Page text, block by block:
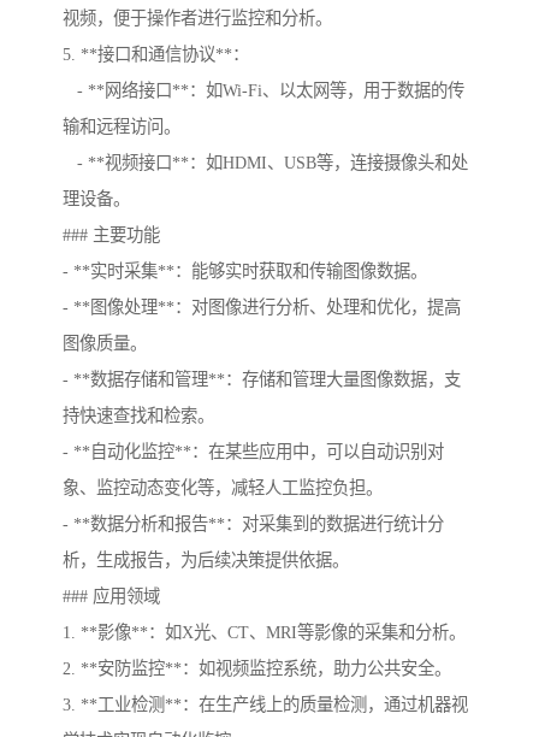
视频，便于操作者进行监控和分析。
5. **接口和通信协议**：
- **网络接口**：如Wi-Fi、以太网等，用于数据的传
输和远程访问。
- **视频接口**：如HDMI、USB等，连接摄像头和处
理设备。
### 主要功能
- **实时采集**：能够实时获取和传输图像数据。
- **图像处理**：对图像进行分析、处理和优化，提高
图像质量。
- **数据存储和管理**：存储和管理大量图像数据，支
持快速查找和检索。
- **自动化监控**：在某些应用中，可以自动识别对
象、监控动态变化等，减轻人工监控负担。
- **数据分析和报告**：对采集到的数据进行统计分
析，生成报告，为后续决策提供依据。
### 应用领域
1. **影像**：如X光、CT、MRI等影像的采集和分析。
2. **安防监控**：如视频监控系统，助力公共安全。
3. **工业检测**：在生产线上的质量检测，通过机器视